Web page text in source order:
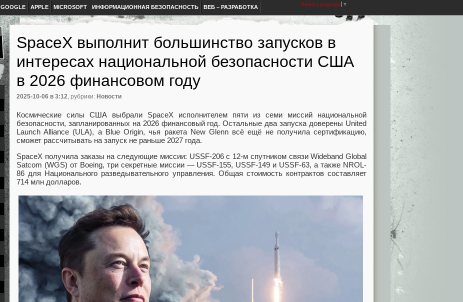
GOOGLE APPLE MICROSOFT ИНФОРМАЦИОННАЯ БЕЗОПАСНОСТЬ ВЕБ – РАЗРАБОТКА Select Language ▼
SpaceX выполнит большинство запусков в
интересах национальной безопасности США
в 2026 финансовом году
2025-10-06 в 3:12, рубрики: Новости
Космические силы США выбрали SpaceX исполнителем пяти из семи миссий национальной
безопасности, запланированных на 2026 финансовый год. Остальные два запуска доверены United
Launch Alliance (ULA), а Blue Origin, чья ракета New Glenn всё ещё не получила сертификацию,
сможет рассчитывать на запуск не раньше 2027 года.
SpaceX получила заказы на следующие миссии: USSF-206 с 12-м спутником связи Wideband Global
Satcom (WGS) от Boeing, три секретные миссии — USSF-155, USSF-149 и USSF-63, а также NROL-
86 для Национального разведывательного управления. Общая стоимость контрактов составляет
714 млн долларов.